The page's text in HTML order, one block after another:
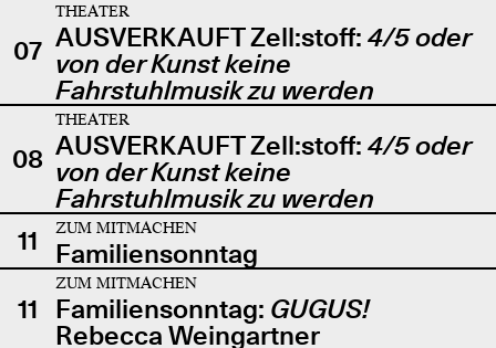
07
THEATER
AUSVERKAUFT Zell:stoff: 4/5 oder
von der Kunst keine
Fahrstuhlmusik zu werden
08
THEATER
AUSVERKAUFT Zell:stoff: 4/5 oder
von der Kunst keine
Fahrstuhlmusik zu werden
11
ZUM MITMACHEN
Familiensonntag
11
ZUM MITMACHEN
Familiensonntag: GUGUS!
Rebecca Weingartner